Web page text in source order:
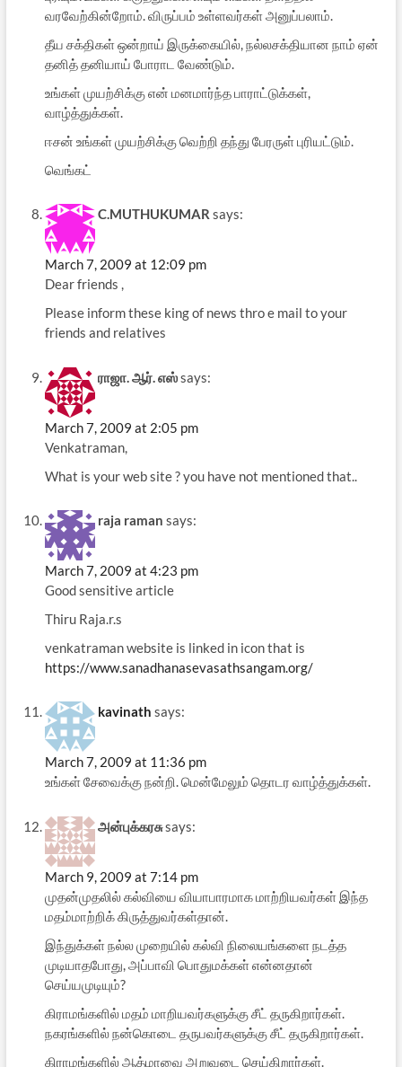
வரவேற்கின்றோம். விருப்பம் உள்ளவர்கள் அனுப்பலாம்.
தீய சக்திகள் ஒன்றாய் இருக்கையில், நல்லசக்தியான நாம் ஏன்
தனித் தனியாய் போராட வேண்டும்.
உங்கள் முயற்சிக்கு என் மனமார்ந்த பாராட்டுக்கள்,
வாழ்த்துக்கள்.
ஈசன் உங்கள் முயற்சிக்கு வெற்றி தந்து பேரருள் புரியட்டும்.
வெங்கட்
C.MUTHUKUMAR says:
March 7, 2009 at 12:09 pm
Dear friends ,
Please inform these king of news thro e mail to your
friends and relatives
ராஜா. ஆர். எஸ்says:
March 7, 2009 at 2:05 pm
Venkatraman,
What is your web site ? you have not mentioned that..
raja raman says:
March 7, 2009 at 4:23 pm
Good sensitive article
Thiru Raja.r.s
venkatraman website is linked in icon that is
https://www.sanadhanasevasathsangam.org/
kavinath says:
March 7, 2009 at 11:36 pm
உங்கள் சேவைக்கு நன்றி. மென்மேலும் தொடர வாழ்த்துக்கள்.
அன்புக்கரசுsays:
March 9, 2009 at 7:14 pm
முத‌ன்முத‌லில் க‌ல்வியை வியாபார‌மாக‌ மாற்றிய‌வ‌ர்க‌ள் இந்த
மதம்மாற்றிக் கிருத்துவ‌ர்க‌ள்தான்.
இந்துக்கள் நல்ல முறையில் கல்வி நிலையங்களை நடத்த
முடியாதபோது, அப்பாவி பொதுமக்கள் என்னதான்
செய்யமுடியும்?
கிராமங்களில் மதம் மாறியவர்களுக்கு சீட் தருகிறார்கள்.
நகரங்களில் நன்கொடை தருபவர்களுக்கு சீட் தருகிறார்கள்.
கிராமங்களில் ஆத்மாவை அறுவடை செய்கிறார்கள்.